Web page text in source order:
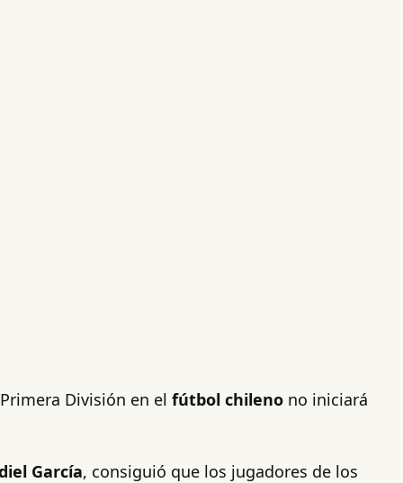
División en el fútbol chileno no iniciará
García, consiguió que los jugadores de los